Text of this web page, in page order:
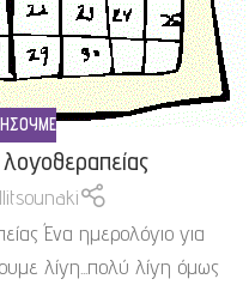
Ένα ημερολόγιο για
λίγη...πολύ λίγη όμως